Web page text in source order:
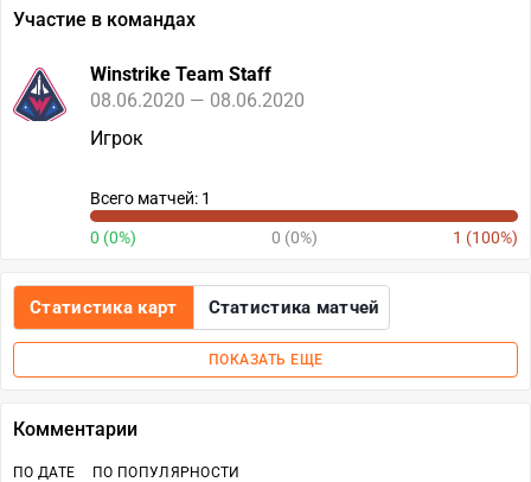
Участие в командах
Winstrike Team Staff
08.06.2020 — 08.06.2020
Игрок
Всего матчей: 1
0 (0%) 0 (0%) 1 (100%)
Статистика карт Статистика матчей
ПОКАЗАТЬ ЕЩЕ
Комментарии
ПО ДАТЕ ПО ПОПУЛЯРНОСТИ